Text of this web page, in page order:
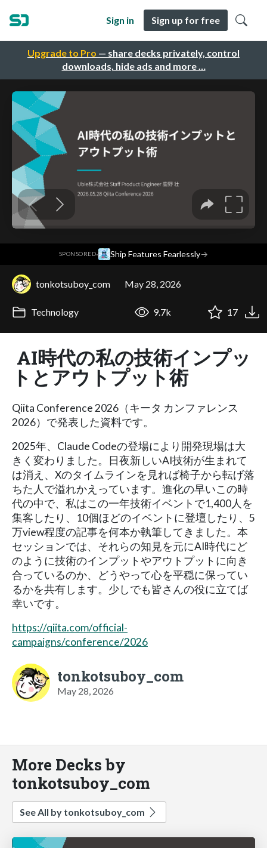
Upgrade to Pro — share decks privately, control
downloads, hide ads and more …
Sign in Sign up for free
SPONSORED· Ship Features Fearlessly→
tonkotsuboy_com May 28, 2026
Technology 9.7k 17
AI時代の私の技術インプッ
トとアウトプット術
Qiita Conference 2026（キータ カンファレンス
2026）で発表した資料です。
2025年、Claude Codeの登場により開発現場は大
きく変わりました。日夜新しいAI技術が生まれて
は消え、Xのタイムラインを見れば椅子から転げ落
ちた人で溢れかえっています。進化の早いこの時
代の中で、私はこの一年技術イベントで1,400人を
集客したり、10個ほどのイベントに登壇したり、5
万view程度の記事を何本か執筆してきました。本
セッションでは、それらの知見を元にAI時代にど
のように技術のインプットやアウトプットに向き
合っているのか、どうやって心を平穏に保ってい
るかを共有します。少しでも皆さんの役に立てば
幸いです。
https://qiita.com/official-
campaigns/conference/2026
tonkotsuboy_com
May 28, 2026
More Decks by
tonkotsuboy_com
See All by tonkotsuboy_com